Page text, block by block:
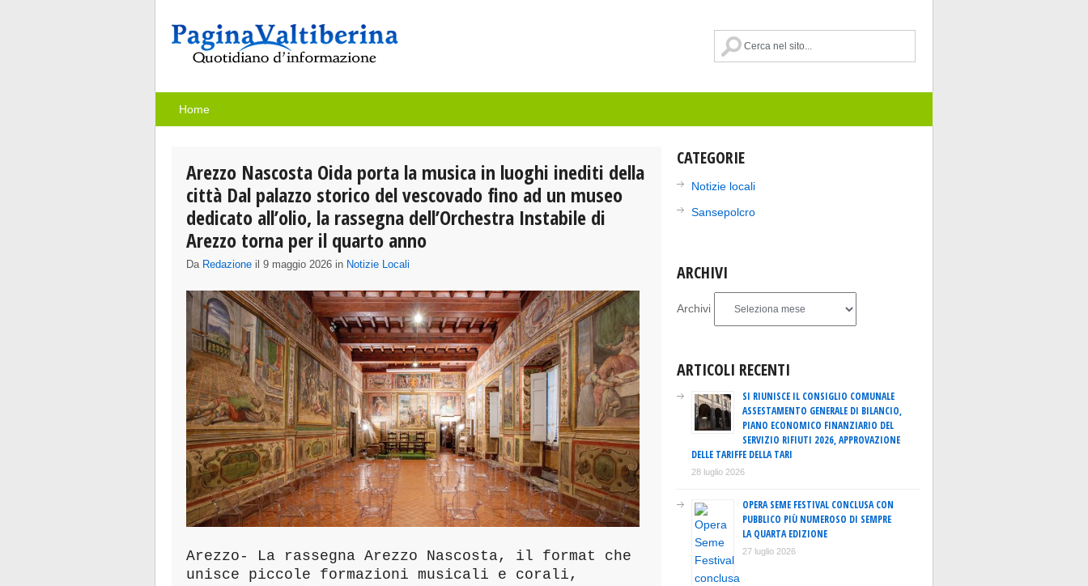
Home
Arezzo Nascosta Oida porta la musica in luoghi inediti della
città Dal palazzo storico del vescovado fino ad un museo
dedicato all’olio, la rassegna dell’Orchestra Instabile di
Arezzo torna per il quarto anno
Da Redazione il 9 maggio 2026 in Notizie Locali
Arezzo- La rassegna Arezzo Nascosta, il format che
unisce piccole formazioni musicali e corali,
CATEGORIE
Notizie locali
Sansepolcro
ARCHIVI
Archivi
ARTICOLI RECENTI
SI RIUNISCE IL CONSIGLIO COMUNALE
ASSESTAMENTO GENERALE DI BILANCIO,
PIANO ECONOMICO FINANZIARIO DEL
SERVIZIO RIFIUTI 2026, APPROVAZIONE
DELLE TARIFFE DELLA TARI
28 luglio 2026
OPERA SEME FESTIVAL CONCLUSA CON
PUBBLICO PIÙ NUMEROSO DI SEMPRE
LA QUARTA EDIZIONE
27 luglio 2026